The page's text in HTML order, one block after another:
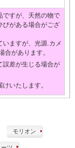
すが、天然の物で
びがある場合がござ
いますが、光源.カメ
があります。
差が生じる場合が
いたします。
モリオン